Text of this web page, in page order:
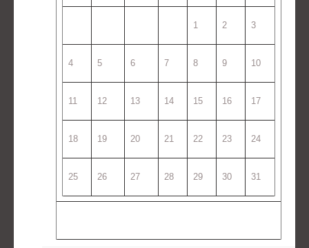
1 2 3
4 5 6 7 8 9 10
11 12 13 14 15 16 17
18 19 20 21 22 23 24
25 26 27 28 29 30 31